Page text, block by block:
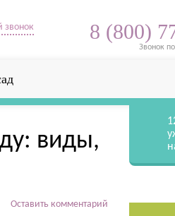
звонок 8 (800)
Звонок
виды,
Оставить комментарий